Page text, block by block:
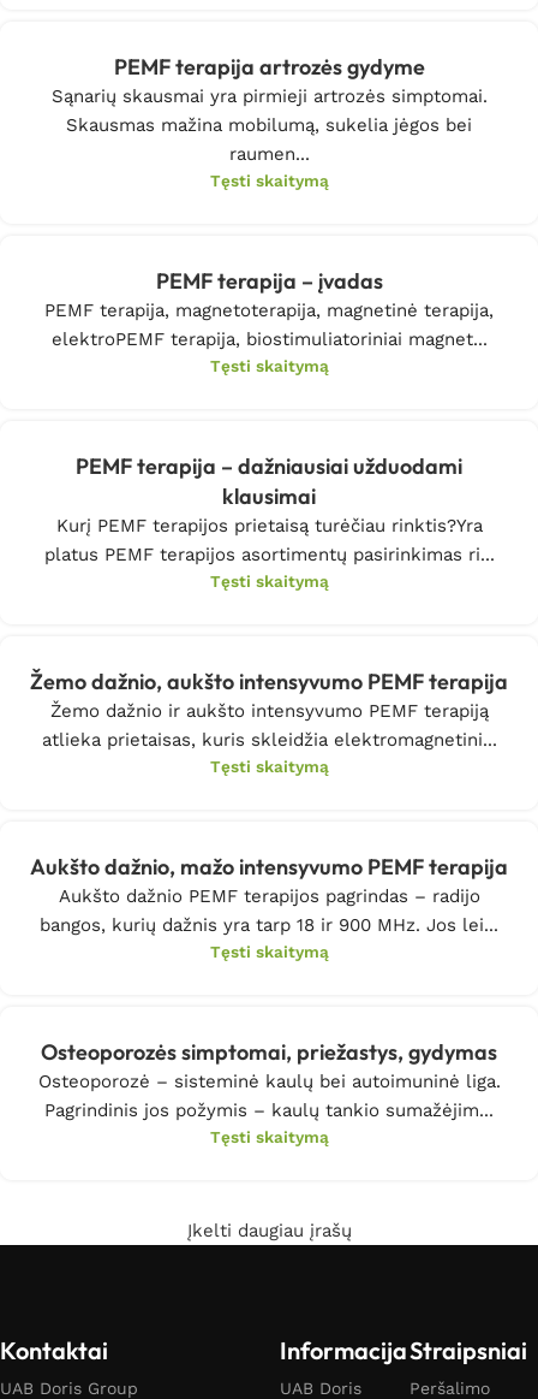
PEMF terapija artrozės gydyme
Sąnarių skausmai yra pirmieji artrozės simptomai.
Skausmas mažina mobilumą, sukelia jėgos bei
raumen...
Tęsti skaitymą
PEMF terapija – įvadas
PEMF terapija, magnetoterapija, magnetinė terapija,
elektroPEMF terapija, biostimuliatoriniai magnet...
Tęsti skaitymą
PEMF terapija – dažniausiai užduodami
klausimai
Kurį PEMF terapijos prietaisą turėčiau rinktis?Yra
platus PEMF terapijos asortimentų pasirinkimas ri...
Tęsti skaitymą
Žemo dažnio, aukšto intensyvumo PEMF terapija
Žemo dažnio ir aukšto intensyvumo PEMF terapiją
atlieka prietaisas, kuris skleidžia elektromagnetini...
Tęsti skaitymą
Aukšto dažnio, mažo intensyvumo PEMF terapija
Aukšto dažnio PEMF terapijos pagrindas – radijo
bangos, kurių dažnis yra tarp 18 ir 900 MHz. Jos lei...
Tęsti skaitymą
Osteoporozės simptomai, priežastys, gydymas
Osteoporozė – sisteminė kaulų bei autoimuninė liga.
Pagrindinis jos požymis – kaulų tankio sumažėjim...
Tęsti skaitymą
Įkelti daugiau įrašų
Kontaktai
UAB Doris Group
Informacija
UAB Doris
Straipsniai
Peršalimo